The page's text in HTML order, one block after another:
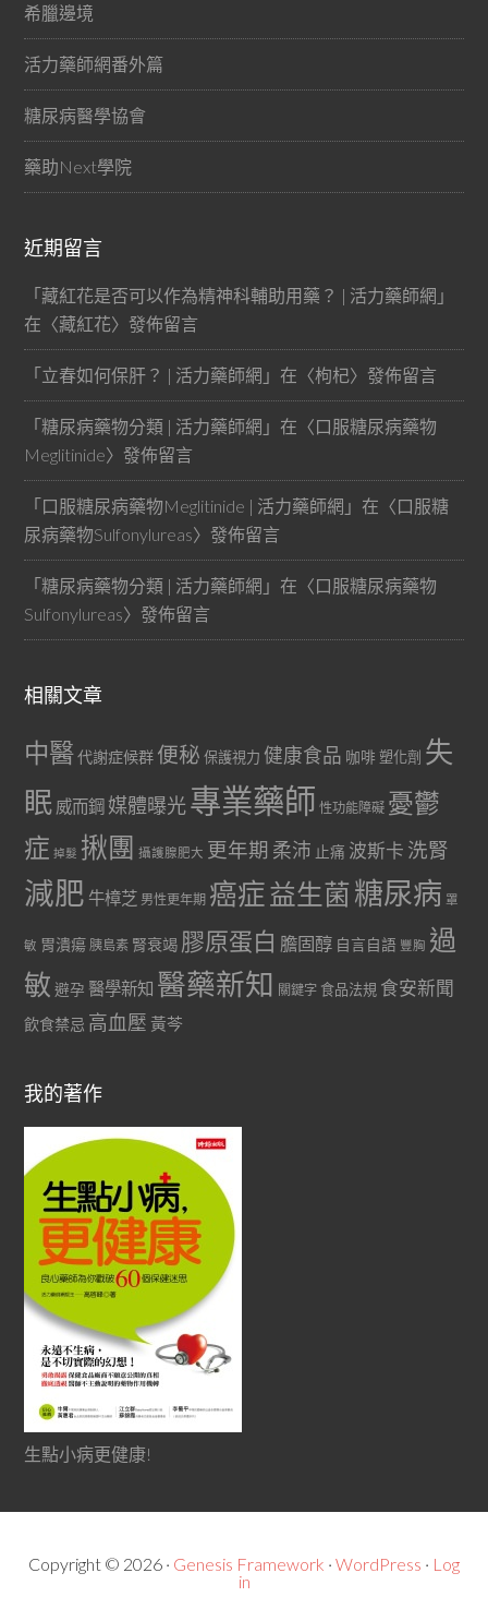
希臘邊境
活力藥師網番外篇
糖尿病醫學協會
藥助Next學院
近期留言
「藏紅花是否可以作為精神科輔助用藥？ | 活力藥師網 」
在〈藏紅花〉發佈留言
「立春如何保肝？ | 活力藥師網 」在〈枸杞〉發佈留言
「糖尿病藥物分類 | 活力藥師網 」在〈口服糖尿病藥物
Meglitinide〉發佈留言
「口服糖尿病藥物Meglitinide | 活力藥師網 」在〈口服糖
尿病藥物Sulfonylureas〉發佈留言
「糖尿病藥物分類 | 活力藥師網 」在〈口服糖尿病藥物
Sulfonylureas〉發佈留言
相關文章
中醫代謝症候群 便秘 保護視力 健康食品 咖啡 塑化劑 失
眠 威而鋼 媒體曝光專業藥師 性功能障礙 憂鬱
症 掉髮 揪團 攝護腺肥大 更年期 柔沛 止痛 波斯卡 洗腎
減肥 牛樟芝 男性更年期 癌症益生菌 糖尿病 罩
敏 胃潰瘍 胰島素 腎衰竭 膠原蛋白 膽固醇 自言自語 豐胸 過
敏 避孕 醫學新知 醫藥新知 關鍵字 食品法規 食安新聞
飲食禁忌 高血壓 黃芩
我的著作
生點小病更健康!
Copyright © 2026 · Genesis Framework · WordPress · Log
in